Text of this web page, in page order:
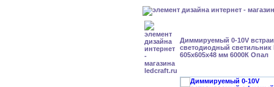
Диммируемый 0-10V
светодиодный светильник
605x605x48 мм 6000К Опал